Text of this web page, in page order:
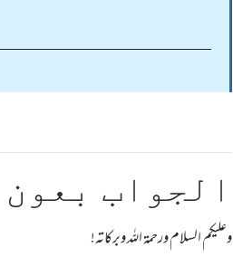
الجواب
وعلیکم السلام ورحمة اللہ وبرکاته!